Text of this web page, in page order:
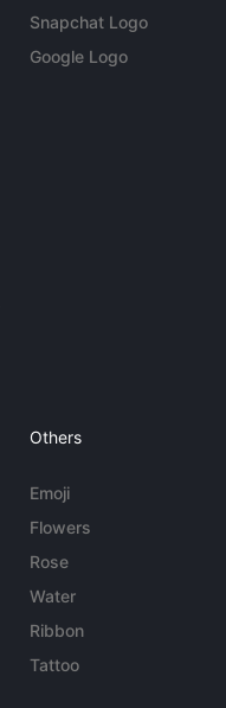
Snapchat Logo
Google Logo
Others
Emoji
Flowers
Rose
Water
Ribbon
Tattoo